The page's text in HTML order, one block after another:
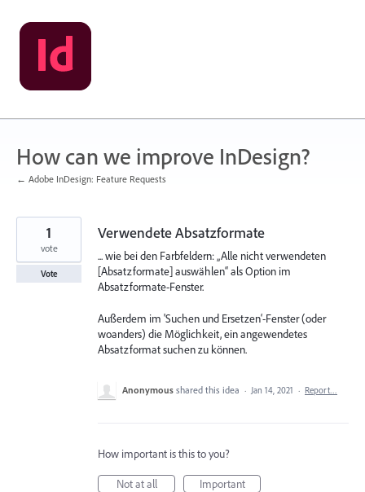
Skip
to
content
How can we improve InDesign?
← Adobe InDesign: Feature Requests
Verwendete Absatzformate
... wie bei den Farbfeldern: „Alle nicht verwendeten
[Absatzformate] auswählen“ als Option im
Absatzformate-Fenster.
Außerdem im 'Suchen und Ersetzen‘-Fenster (oder
woanders) die Möglichkeit, ein angewendetes
Absatzformat suchen zu können.
1
vote
Vote
Anonymous shared this idea · Jan 14, 2021 · Report…
How important is this to you?
Not at all
Important